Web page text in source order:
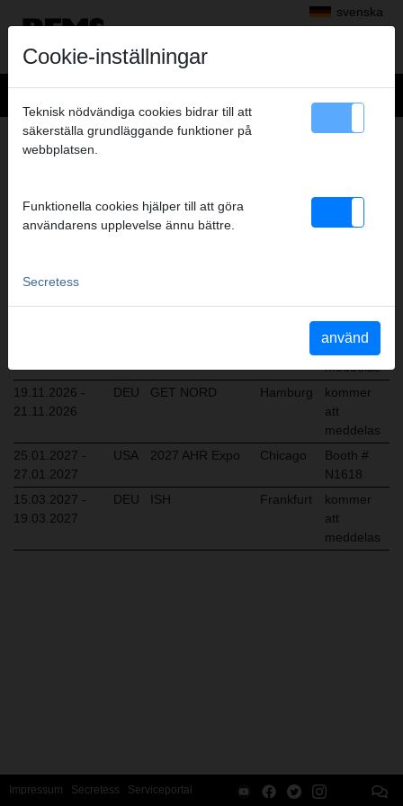
svenska
MÄSSEDATUM
Nedan hittar Ni aktuella mässadatum:
14.10.2026 -
16.10.2026
kommer
meddelas
19.11.2026 -
21.11.2026
DEU GET NORD Hamburg
kommer
att
meddelas
25.01.2027 -
27.01.2027
USA 2027 AHR Expo Chicago
Booth #
N1618
15.03.2027 -
19.03.2027
DEU ISH Frankfurt
kommer
att
meddelas
Impressum Secretess Serviceportal
Cookie-inställningar
Teknisk nödvändiga cookies bidrar till att
säkerställa grundläggande funktioner på
webbplatsen.
Funktionella cookies hjälper till att göra
användarens upplevelse ännu bättre.
Secretess
använd